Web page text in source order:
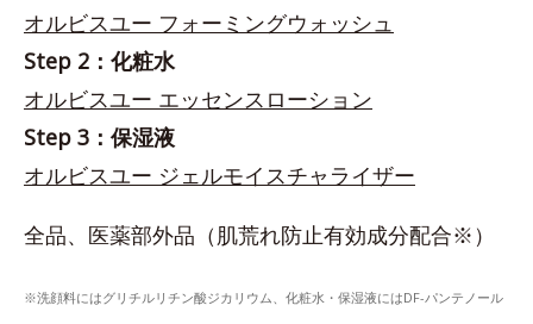
オルビスユー フォーミングウォッシュ
Step 2：化粧水
オルビスユー エッセンスローション
Step 3：保湿液
オルビスユー ジェルモイスチャライザー
全品、医薬部外品（肌荒れ防止有効成分配合※）
※洗顔料にはグリチルリチン酸ジカリウム、化粧水・保湿液にはDF-パンテノール